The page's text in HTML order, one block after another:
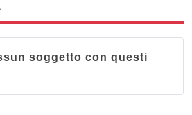
soggetto con questi